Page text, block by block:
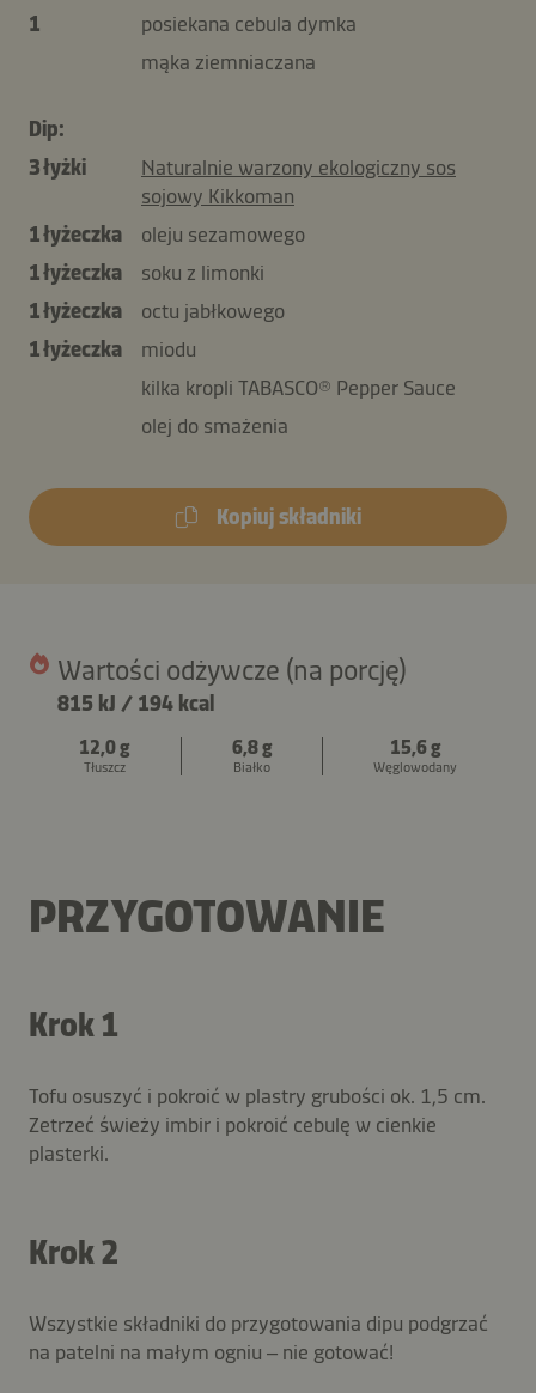
1
posiekana cebula dymka
mąka ziemniaczana
Dip:
3 łyżki
Naturalnie warzony ekologiczny sos
sojowy Kikkoman
1 łyżeczka
oleju sezamowego
1 łyżeczka
soku z limonki
1 łyżeczka
octu jabłkowego
1 łyżeczka
miodu
kilka kropli TABASCO® Pepper Sauce
olej do smażenia
Kopiuj składniki
Wartości odżywcze (na porcję)
815 kJ / 194 kcal
12,0 g
Tłuszcz
6,8 g
Białko
15,6 g
Węglowodany
PRZYGOTOWANIE
Krok 1
Tofu osuszyć i pokroić w plastry grubości ok. 1,5 cm.
Zetrzeć świeży imbir i pokroić cebulę w cienkie
plasterki.
Krok 2
Wszystkie składniki do przygotowania dipu podgrzać
na patelni na małym ogniu – nie gotować!